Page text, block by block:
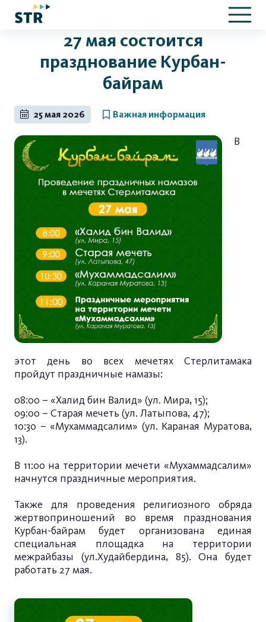
27 мая состоится
празднование Курбан-
байрам
25 мая 2026 Важная информация
В
этот день во всех мечетях Стерлитамака
пройдут праздничные намазы:
08:00 – «Халид бин Валид» (ул. Мира, 15);
09:00 – Старая мечеть (ул. Латыпова, 47);
10:30 – «Мухаммадсалим» (ул. Караная Муратова,
13).
В 11:00 на территории мечети «Мухаммадсалим»
начнутся праздничные мероприятия.
Также для проведения религиозного обряда
жертвоприношений во время празднования
Курбан-байрам будет организована единая
специальная площадка на территории
межрайбазы (ул.Худайбердина, 85). Она будет
работать 27 мая.